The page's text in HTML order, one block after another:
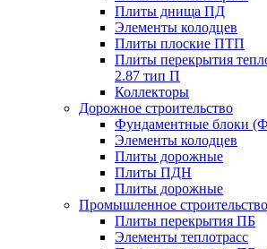
Плиты днища ПД
Элементы колодцев
Плиты плоские ПТП
Плиты перекрытия
2.87 тип П
Коллекторы
Дорожное строительство
Фундаментные блоки
Элементы колодцев
Плиты дорожные
Плиты ПДН
Плиты дорожные
Промышленное строительство
Плиты перекрытия ПБ
Элементы теплотрасс